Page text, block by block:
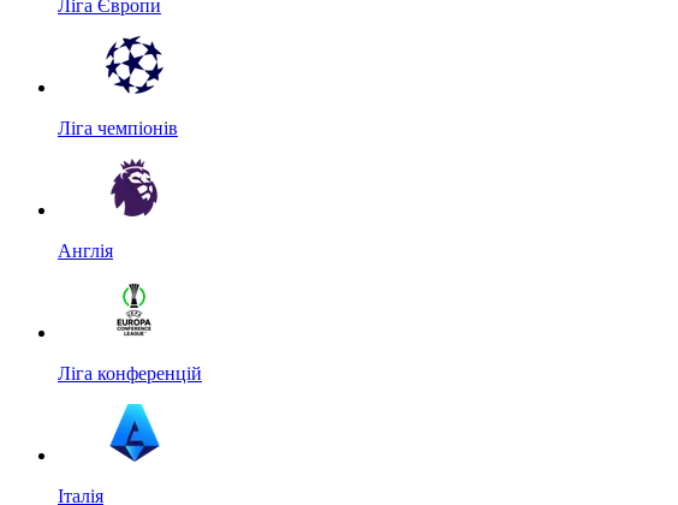
Ліга Європи
Ліга чемпіонів
Англія
Ліга конференцій
Італія